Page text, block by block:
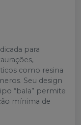
para
como resina
Seu design
“bala” permite
mínima de